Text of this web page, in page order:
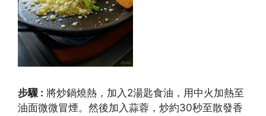
步驟 : 將炒鍋燒熱，加入2湯匙食油，用中火加熱至
油面微微冒煙。然後加入蒜蓉，炒約30秒至散發香